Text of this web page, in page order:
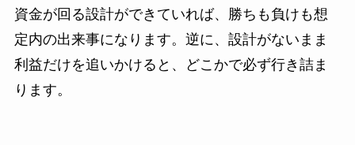
資金が回る設計ができていれば、勝ちも負けも想
定内の出来事になります。逆に、設計がないまま
利益だけを追いかけると、どこかで必ず行き詰ま
ります。